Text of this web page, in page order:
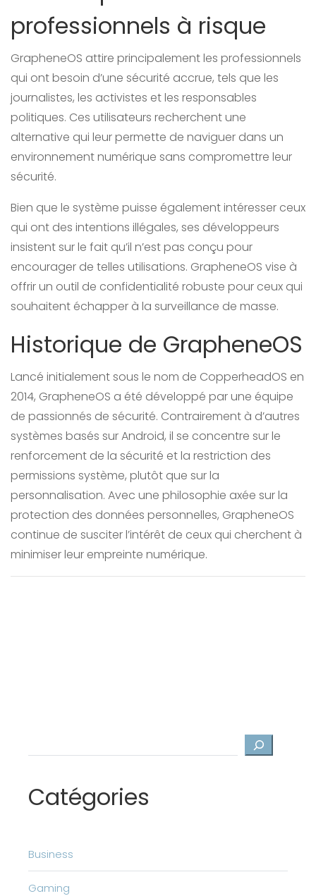
professionnels à risque
GrapheneOS attire principalement les professionnels
qui ont besoin d’une sécurité accrue, tels que les
journalistes, les activistes et les responsables
politiques. Ces utilisateurs recherchent une
alternative qui leur permette de naviguer dans un
environnement numérique sans compromettre leur
sécurité.
Bien que le système puisse également intéresser ceux
qui ont des intentions illégales, ses développeurs
insistent sur le fait qu’il n’est pas conçu pour
encourager de telles utilisations. GrapheneOS vise à
offrir un outil de confidentialité robuste pour ceux qui
souhaitent échapper à la surveillance de masse.
Historique de GrapheneOS
Lancé initialement sous le nom de CopperheadOS en
2014, GrapheneOS a été développé par une équipe
de passionnés de sécurité. Contrairement à d’autres
systèmes basés sur Android, il se concentre sur le
renforcement de la sécurité et la restriction des
permissions système, plutôt que sur la
personnalisation. Avec une philosophie axée sur la
protection des données personnelles, GrapheneOS
continue de susciter l’intérêt de ceux qui cherchent à
minimiser leur empreinte numérique.
Catégories
Business
Gaming